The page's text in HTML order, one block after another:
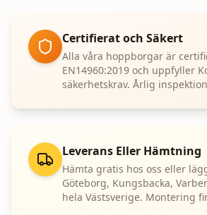
Certifierat och Säkert
Alla våra hoppborgar är
EN14960:2019 och uppfyller
säkerhetskrav. Årlig
Leverans Eller Hämtning
Hämta gratis hos oss eller
Göteborg, Kungsbacka,
hela Västsverige. Montering